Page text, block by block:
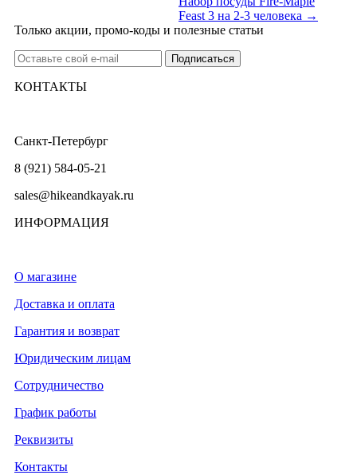
Feast 3 на 2-3 человека →
Только акции, промо-коды и полезные статьи
КОНТАКТЫ
Санкт-Петербург
8 (921) 584-05-21
sales@hikeandkayak.ru
ИНФОРМАЦИЯ
О магазине
Доставка и оплата
Гарантия и возврат
Юридическим лицам
Сотрудничество
График работы
Реквизиты
Контакты